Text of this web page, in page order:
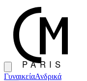
ΓυναικείαΑνδρικά